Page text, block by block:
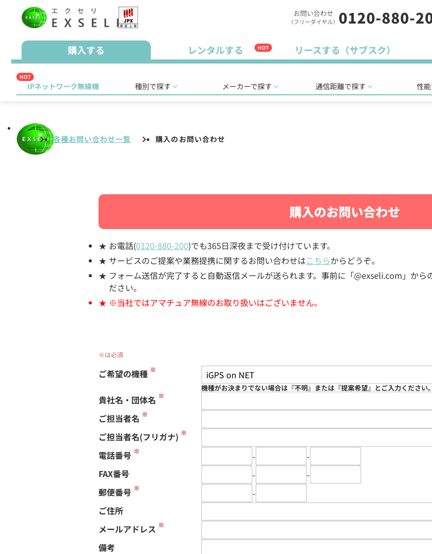
お問い合わせ
（フリーダイヤル） 0120-880-
購入する レンタルする HOT リースする（サブスク）
HOT
IPネットワーク無線機 種別で探す メーカーで探す 通信距離で探す 性
各種お問い合わせ一覧 購入のお問い合わせ
購入のお問い合わせ
お電話(0120-880-200)でも365日深夜まで受け付けています。
サービスのご提案や業務提携に関するお問い合わせはこちらからどうぞ。
フォーム送信が完了すると自動返信メールが送られます。事前に「@exseli.com」から
ださい。
※当社ではアマチュア無線のお取り扱いはございません。
※は必須
ご希望の機種 ※
機種がお決まりでない場合は『不明』または『提案希望』とご入力ください
貴社名・団体名 ※
ご担当者名 ※
ご担当者名(フリガナ) ※
電話番号 ※ -
-
FAX番号
-
-
郵便番号 ※
-
ご住所
メールアドレス ※
備考